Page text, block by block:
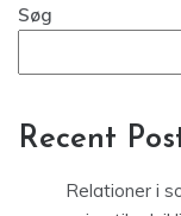
Søg
Recent
Relationer i